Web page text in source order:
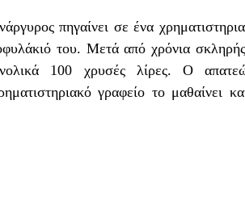
πηγαίνει σε ένα
του. Μετά από χρόνια
100 χρυσές λίρες. Ο
γραφείο το μαθαίνει